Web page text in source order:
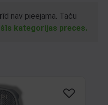
nav pieejama. Taču
kategorijas preces.